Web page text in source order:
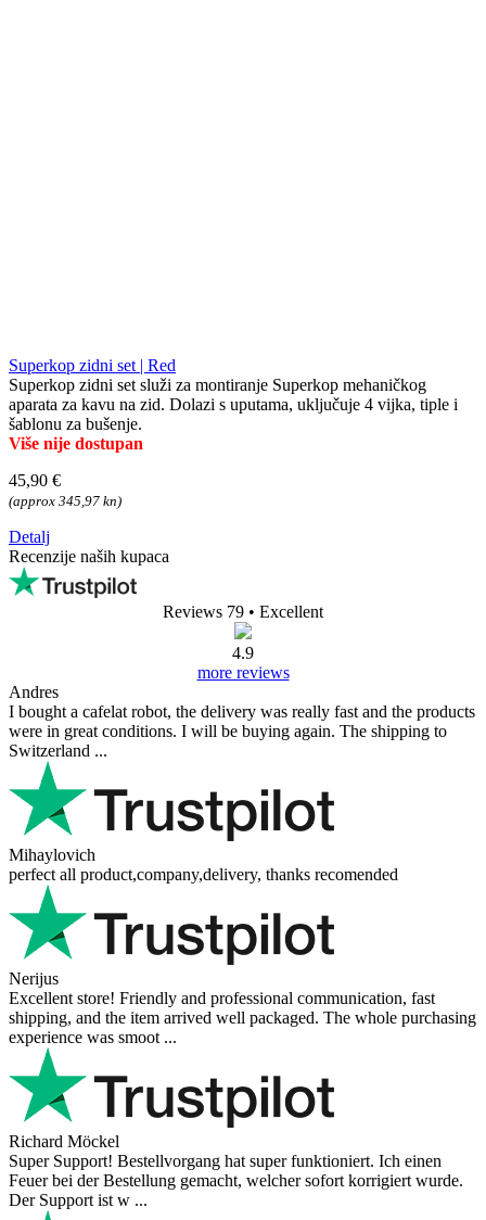
Superkop zidni set | Red
Superkop zidni set služi za montiranje Superkop mehaničkog
aparata za kavu na zid. Dolazi s uputama, uključuje 4 vijka, tiple i
šablonu za bušenje.
Više nije dostupan
45,90 €
(approx 345,97 kn)
Detalj
Recenzije naših kupaca
Reviews 79 • Excellent
4.9
more reviews
Andres
I bought a cafelat robot, the delivery was really fast and the products
were in great conditions. I will be buying again. The shipping to
Switzerland ...
Mihaylovich
perfect all product,company,delivery, thanks recomended
Nerijus
Excellent store! Friendly and professional communication, fast
shipping, and the item arrived well packaged. The whole purchasing
experience was smoot ...
Richard Möckel
Super Support! Bestellvorgang hat super funktioniert. Ich einen
Feuer bei der Bestellung gemacht, welcher sofort korrigiert wurde.
Der Support ist w ...